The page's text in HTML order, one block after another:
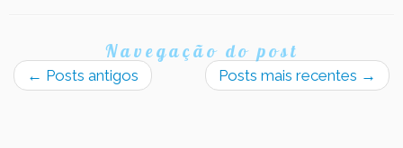
Navegação do post
← Posts antigos Posts mais recentes →